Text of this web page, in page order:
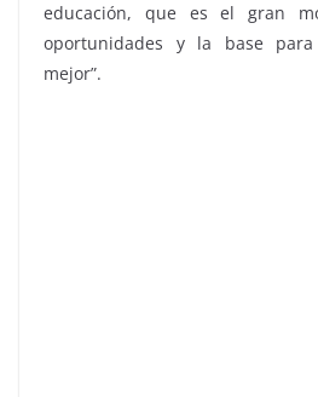
educación, que es el gran
oportunidades y la base
mejor”.